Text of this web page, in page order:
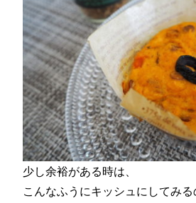
少し余裕がある時は、
こんなふうにキッシュにしてみ